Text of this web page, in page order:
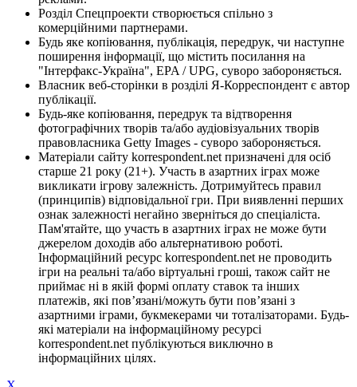
Розділ Спецпроекти створюється спільно з
комерційними партнерами.
Будь яке копіювання, публікація, передрук, чи наступне
поширення інформації, що містить посилання на
"Інтерфакс-Україна", EPA / UPG, суворо забороняється.
Власник веб-сторінки в розділі Я-Корреспондент є автор
публікації.
Будь-яке копіювання, передрук та відтворення
фотографічних творів та/або аудіовізуальних творів
правовласника Getty Images - суворо забороняється.
Матеріали сайту korrespondent.net призначені для осіб
старше 21 року (21+). Участь в азартних іграх може
викликати ігрову залежність. Дотримуйтесь правил
(принципів) відповідальної гри. При виявленні перших
ознак залежності негайно зверніться до спеціаліста.
Пам'ятайте, що участь в азартних іграх не може бути
джерелом доходів або альтернативою роботі.
Інформаційний ресурс korrespondent.net не проводить
ігри на реальні та/або віртуальні гроші, також сайт не
приймає ні в якій формі оплату ставок та інших
платежів, які пов’язані/можуть бути пов’язані з
азартними іграми, букмекерами чи тоталізаторами. Будь-
які матеріали на інформаційному ресурсі
korrespondent.net публікуються виключно в
інформаційних цілях.